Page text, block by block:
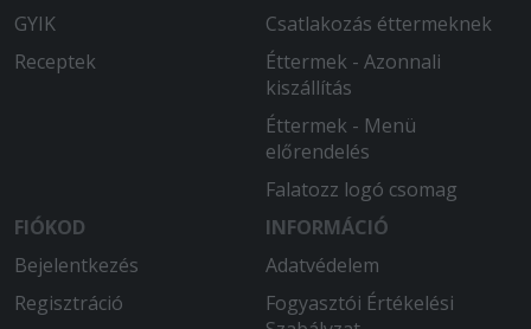
GYIK
Receptek
Csatlakozás éttermeknek
Éttermek - Azonnali
kiszállítás
Éttermek - Menü
előrendelés
Falatozz logó csomag
FIÓKOD
Bejelentkezés
Regisztráció
INFORMÁCIÓ
Adatvédelem
Fogyasztói Értékelési